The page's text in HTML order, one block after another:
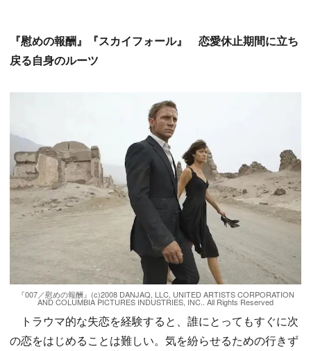
『慰めの報酬』『スカイフォール』 恋愛休止期間に立ち
戻る自身のルーツ
『007／慰めの報酬』(c)2008 DANJAQ, LLC, UNITED ARTISTS CORPORATION
AND COLUMBIA PICTURES INDUSTRIES, INC.. All Rights Reserved
トラウマ的な失恋を経験すると、誰にとってもすぐに次
の恋をはじめることは難しい。気を紛らせるための行きず